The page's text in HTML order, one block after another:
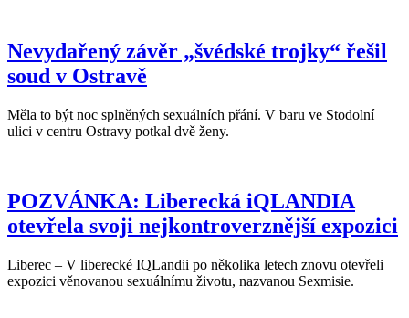
Nevydařený závěr „švédské trojky“ řešil
soud v Ostravě
Měla to být noc splněných sexuálních přání. V baru ve Stodolní
ulici v centru Ostravy potkal dvě ženy.
POZVÁNKA: Liberecká iQLANDIA
otevřela svoji nejkontroverznější expozici
Liberec – V liberecké IQLandii po několika letech znovu otevřeli
expozici věnovanou sexuálnímu životu, nazvanou Sexmisie.